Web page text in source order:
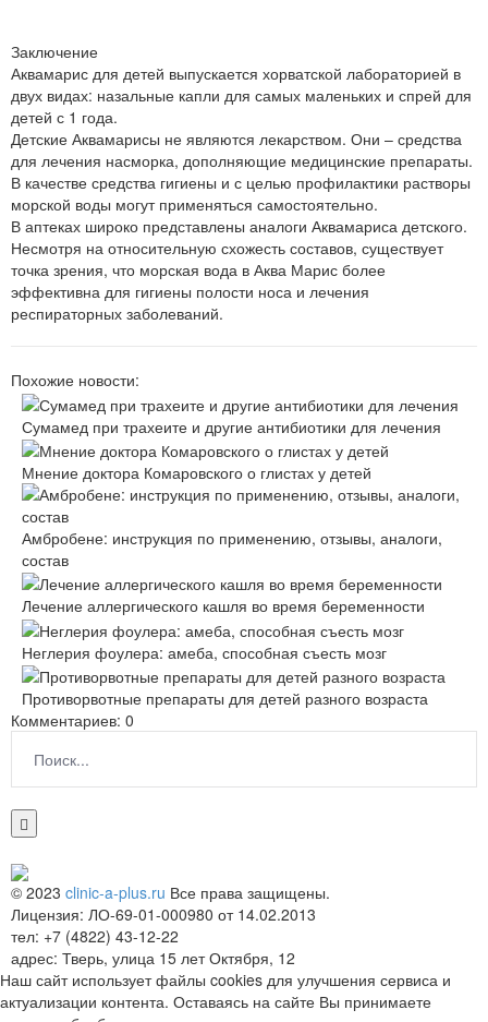
Заключение
Аквамарис для детей выпускается хорватской лабораторией в
двух видах: назальные капли для самых маленьких и спрей для
детей с 1 года.
Детские Аквамарисы не являются лекарством. Они – средства
для лечения насморка, дополняющие медицинские препараты.
В качестве средства гигиены и с целью профилактики растворы
морской воды могут применяться самостоятельно.
В аптеках широко представлены аналоги Аквамариса детского.
Несмотря на относительную схожесть составов, существует
точка зрения, что морская вода в Аква Марис более
эффективна для гигиены полости носа и лечения
респираторных заболеваний.
Похожие новости:
Сумамед при трахеите и другие антибиотики для лечения
Мнение доктора Комаровского о глистах у детей
Амбробене: инструкция по применению, отзывы, аналоги,
состав
Лечение аллергического кашля во время беременности
Неглерия фоулера: амеба, способная съесть мозг
Противорвотные препараты для детей разного возраста
Комментариев: 0
© 2023 clinic-a-plus.ru Все права защищены.
Лицензия: ЛО-69-01-000980 от 14.02.2013
тел: +7 (4822) 43-12-22
адрес: Тверь, улица 15 лет Октября, 12
Наш сайт использует файлы cookies для улучшения сервиса и
актуализации контента. Оставаясь на сайте Вы принимаете